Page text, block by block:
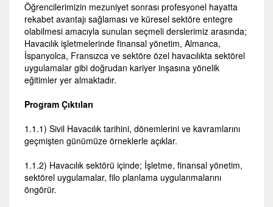
Öğrencilerimizin mezuniyet sonrası profesyonel hayatta
rekabet avantajı sağlaması ve küresel sektöre entegre
olabilmesi amacıyla sunulan seçmeli derslerimiz arasında;
Havacılık işletmelerinde finansal yönetim, Almanca,
İspanyolca, Fransızca ve sektöre özel havacılıkta sektörel
uygulamalar gibi doğrudan kariyer inşasına yönelik
eğitimler yer almaktadır.
Program Çıktıları
1.1.1) Sivil Havacılık tarihini, dönemlerini ve kavramlarını
geçmişten günümüze örneklerle açıklar.
1.1.2) Havacılık sektörü içinde; İşletme, finansal yönetim,
sektörel uygulamalar, filo planlama uygulanmalarını
öngörür.